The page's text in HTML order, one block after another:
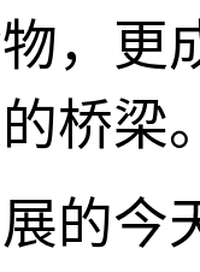
，更
桥梁
的今